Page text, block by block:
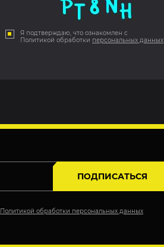
Я подтверждаю, что ознакомлен с
Политикой обработки персональных данных
ПОДПИСАТЬСЯ
Политикой обработки персональных данных